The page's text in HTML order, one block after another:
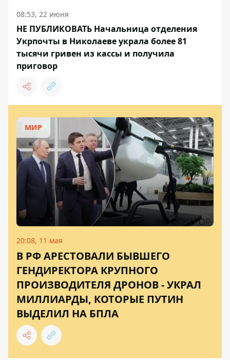
08:53, 22 июня
НЕ ПУБЛИКОВАТЬ Начальница отделения
Укрпочты в Николаеве украла более 81
тысячи гривен из кассы и получила
приговор
МИР
20:08, 11 мая
В РФ АРЕСТОВАЛИ БЫВШЕГО
ГЕНДИРЕКТОРА КРУПНОГО
ПРОИЗВОДИТЕЛЯ ДРОНОВ - УКРАЛ
МИЛЛИАРДЫ, КОТОРЫЕ ПУТИН
ВЫДЕЛИЛ НА БПЛА